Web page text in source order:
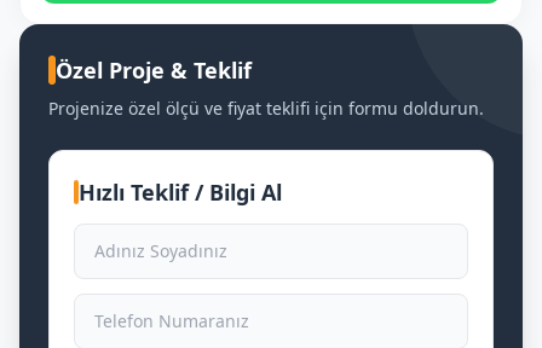
Özel Proje & Teklif
Projenize özel ölçü ve fiyat teklifi için formu doldurun.
Hızlı Teklif / Bilgi Al